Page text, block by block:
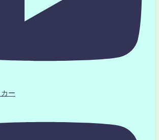
ー